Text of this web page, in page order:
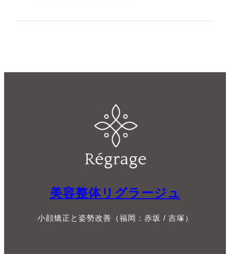
美容整体リグラージュ
小顔矯正と姿勢改善（福岡：赤坂 / 吉塚）